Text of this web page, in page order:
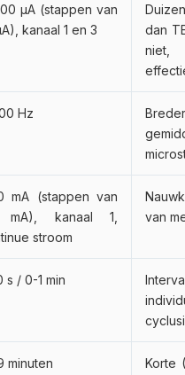
µA (stappen van
kanaal 1 en 3
dan
niet,
Hz
mA (stappen van
mA), kanaal 1,
stroom
van
s / 0-1 min
minuten Korte